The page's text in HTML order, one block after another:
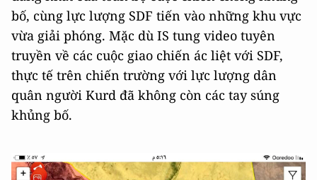
bố, cùng lực lượng SDF tiến vào những khu vực
vừa giải phóng. Mặc dù IS tung video tuyên
truyền về các cuộc giao chiến ác liệt với SDF,
thực tế trên chiến trường với lực lượng dân
quân người Kurd đã không còn các tay súng
khủng bố.